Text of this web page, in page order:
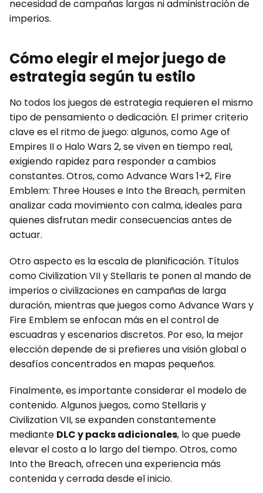
necesidad de campañas largas ni administración de
imperios.
Cómo elegir el mejor juego de
estrategia según tu estilo
No todos los juegos de estrategia requieren el mismo
tipo de pensamiento o dedicación. El primer criterio
clave es el ritmo de juego: algunos, como Age of
Empires II o Halo Wars 2, se viven en tiempo real,
exigiendo rapidez para responder a cambios
constantes. Otros, como Advance Wars 1+2, Fire
Emblem: Three Houses e Into the Breach, permiten
analizar cada movimiento con calma, ideales para
quienes disfrutan medir consecuencias antes de
actuar.
Otro aspecto es la escala de planificación. Títulos
como Civilization VII y Stellaris te ponen al mando de
imperios o civilizaciones en campañas de larga
duración, mientras que juegos como Advance Wars y
Fire Emblem se enfocan más en el control de
escuadras y escenarios discretos. Por eso, la mejor
elección depende de si prefieres una visión global o
desafíos concentrados en mapas pequeños.
Finalmente, es importante considerar el modelo de
contenido. Algunos juegos, como Stellaris y
Civilization VII, se expanden constantemente
mediante DLC y packs adicionales, lo que puede
elevar el costo a lo largo del tiempo. Otros, como
Into the Breach, ofrecen una experiencia más
contenida y cerrada desde el inicio.